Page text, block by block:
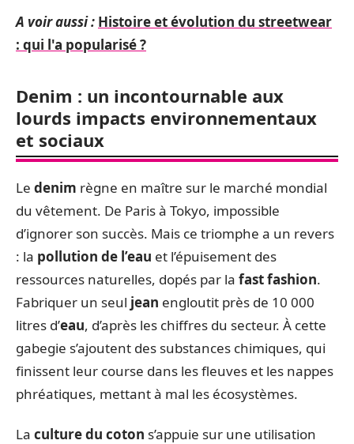
A voir aussi : Histoire et évolution du streetwear
: qui l'a popularisé ?
Denim : un incontournable aux
lourds impacts environnementaux
et sociaux
Le denim règne en maître sur le marché mondial
du vêtement. De Paris à Tokyo, impossible
d’ignorer son succès. Mais ce triomphe a un revers
: la pollution de l’eau et l’épuisement des
ressources naturelles, dopés par la fast fashion.
Fabriquer un seul jean engloutit près de 10 000
litres d’eau, d’après les chiffres du secteur. À cette
gabegie s’ajoutent des substances chimiques, qui
finissent leur course dans les fleuves et les nappes
phréatiques, mettant à mal les écosystèmes.
La culture du coton s’appuie sur une utilisation